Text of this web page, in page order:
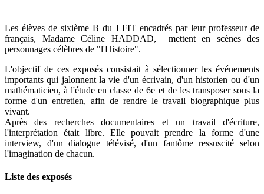
Les élèves de sixième B du LFIT encadrés par leur professeur de
français, Madame Céline HADDAD, mettent en scènes des
personnages célèbres de "l'Histoire".
L'objectif de ces exposés consistait à sélectionner les événements
importants qui jalonnent la vie d'un écrivain, d'un historien ou d'un
mathématicien, à l'étude en classe de 6e et de les transposer sous la
forme d'un entretien, afin de rendre le travail biographique plus
vivant.
Après des recherches documentaires et un travail d'écriture,
l'interprétation était libre. Elle pouvait prendre la forme d'une
interview, d'un dialogue télévisé, d'un fantôme ressuscité selon
l'imagination de chacun.
Liste des exposés